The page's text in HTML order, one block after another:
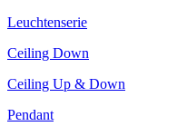
Leuchtenserie
Ceiling Down
Ceiling Up & Down
Pendant